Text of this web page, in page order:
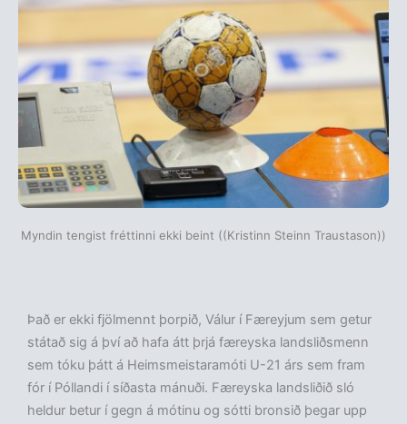
Myndin tengist fréttinni ekki beint ((Kristinn Steinn Traustason))
Það er ekki fjölmennt þorpið, Válur í Færeyjum sem getur
státað sig á því að hafa átt þrjá færeyska landsliðsmenn
sem tóku þátt á Heimsmeistaramóti U-21 árs sem fram
fór í Póllandi í síðasta mánuði. Færeyska landsliðið sló
heldur betur í gegn á mótinu og sótti bronsið þegar upp